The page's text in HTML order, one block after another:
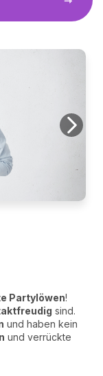
Partylöwen!
sind.
und haben kein
und verrückte